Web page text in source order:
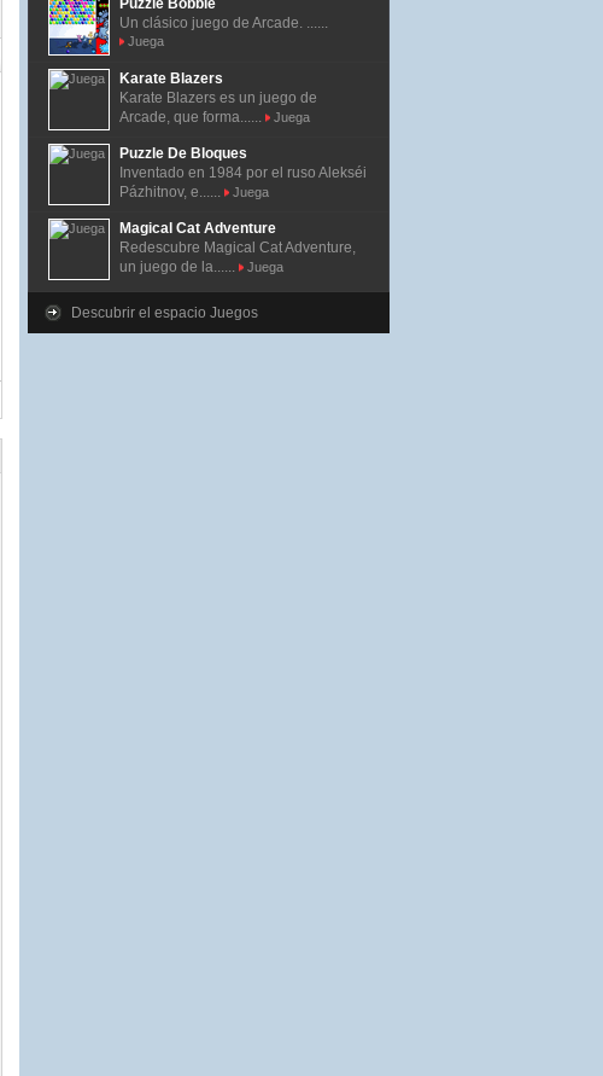
Puzzle Bobble
Un clásico juego de Arcade. ......
Juega
Karate Blazers
Karate Blazers es un juego de
Arcade, que forma......
Juega
Puzzle De Bloques
Inventado en 1984 por el ruso Alekséi
Pázhitnov, e......
Juega
Magical Cat Adventure
Redescubre Magical Cat Adventure,
un juego de la......
Juega
Descubrir el espacio Juegos